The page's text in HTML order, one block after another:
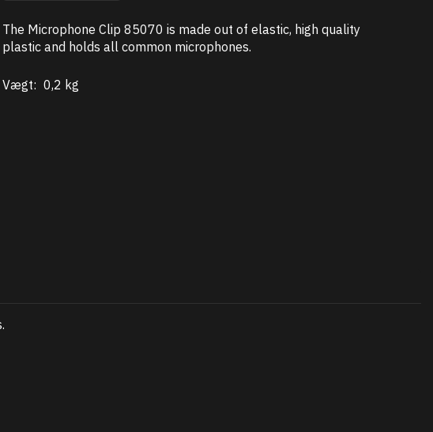
The Microphone Clip 85070 is made out of elastic, high quality
plastic and holds all common microphones.
Vægt: 0,2 kg